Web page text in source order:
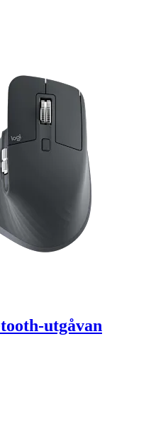
utgåvan